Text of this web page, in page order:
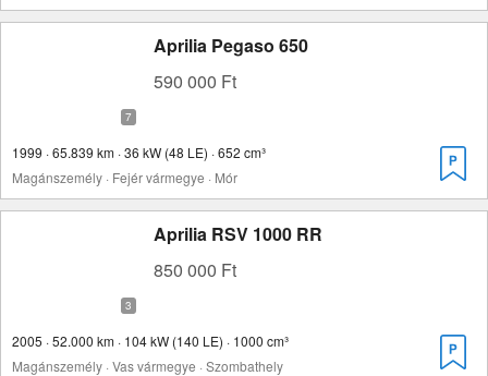
Aprilia Pegaso 650
590 000 Ft
1999 · 65.839 km · 36 kW (48 LE) · 652 cm³
Magánszemély · Fejér vármegye · Mór
Aprilia RSV 1000 RR
850 000 Ft
2005 · 52.000 km · 104 kW (140 LE) · 1000 cm³
Magánszemély · Vas vármegye · Szombathely